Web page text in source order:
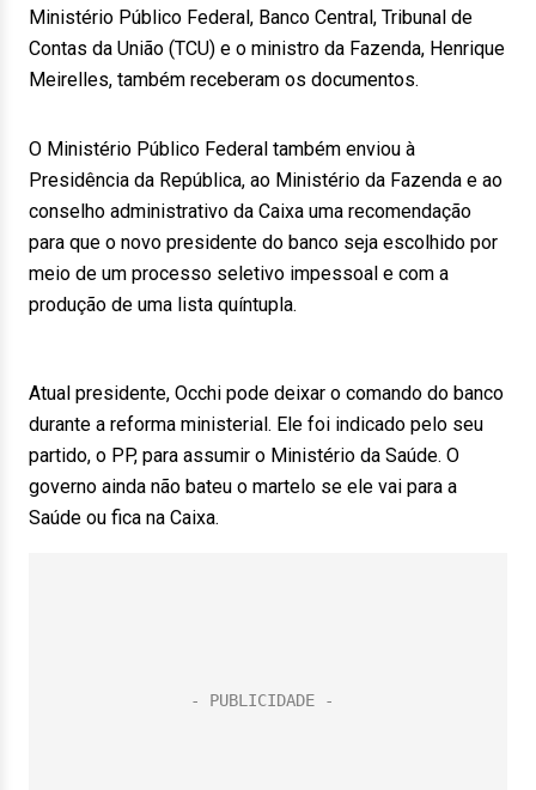
Ministério Público Federal, Banco Central, Tribunal de
Contas da União (TCU) e o ministro da Fazenda, Henrique
Meirelles, também receberam os documentos.
O Ministério Público Federal também enviou à
Presidência da República, ao Ministério da Fazenda e ao
conselho administrativo da Caixa uma recomendação
para que o novo presidente do banco seja escolhido por
meio de um processo seletivo impessoal e com a
produção de uma lista quíntupla.
Atual presidente, Occhi pode deixar o comando do banco
durante a reforma ministerial. Ele foi indicado pelo seu
partido, o PP, para assumir o Ministério da Saúde. O
governo ainda não bateu o martelo se ele vai para a
Saúde ou fica na Caixa.